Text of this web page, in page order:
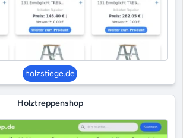
holzstiege.de
Holztreppenshop